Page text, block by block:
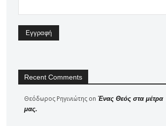
Recent Comments
Θεόδωρος Ρηγινιώτης on Ένας Θεός στα μέτρα
μας.